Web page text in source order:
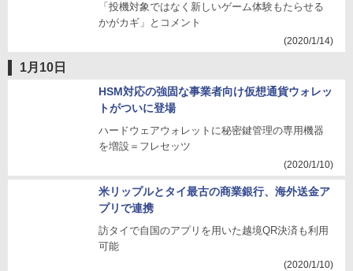
「投機対象ではなく新しいゲーム体験もたらせる
かがカギ」とコメント
(2020/1/14)
1月10日
HSM対応の強固な事業者向け仮想通貨ウォレッ
トがついに登場
ハードウェアウォレットに秘密鍵管理の専用機器
を増設＝フレセッツ
(2020/1/10)
米リップルとタイ最古の商業銀行、海外送金ア
プリで連携
訪タイで自国のアプリを用いた越境QR決済も利用
可能
(2020/1/10)